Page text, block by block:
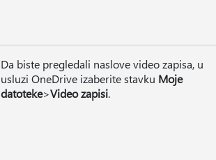
Da biste pregledali naslove video zapisa, u
usluzi OneDrive izaberite stavku Moje
datoteke>Video zapisi.